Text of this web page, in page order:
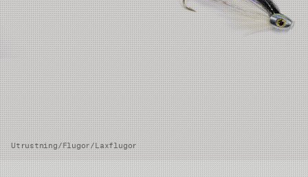
Utrustning/Flugor/Laxflugor